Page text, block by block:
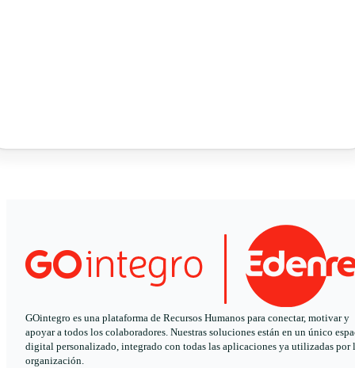
GOintegro es una plataforma de Recursos Humanos para conectar, motivar y
apoyar a todos los colaboradores. Nuestras soluciones están en un único
digital personalizado, integrado con todas las aplicaciones ya utilizadas por
organización.